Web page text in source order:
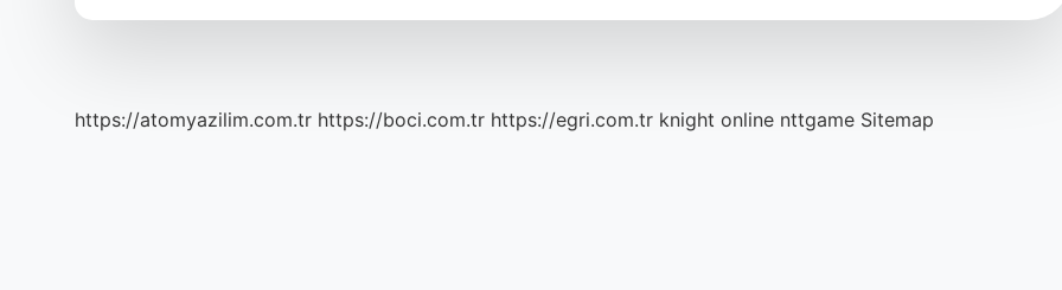
https://atomyazilim.com.tr https://boci.com.tr https://egri.com.tr knight online nttgame Sitemap